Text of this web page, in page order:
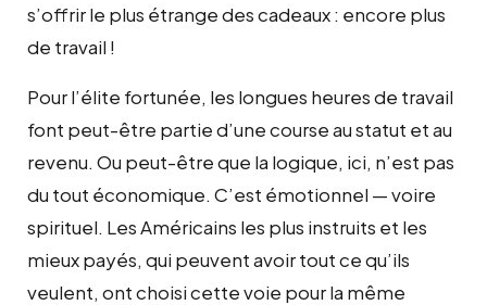
s’offrir le plus étrange des cadeaux : encore plus
de travail !
Pour l’élite fortunée, les longues heures de travail
font peut-être partie d’une course au statut et au
revenu. Ou peut-être que la logique, ici, n’est pas
du tout économique. C’est émotionnel — voire
spirituel. Les Américains les plus instruits et les
mieux payés, qui peuvent avoir tout ce qu’ils
veulent, ont choisi cette voie pour la même